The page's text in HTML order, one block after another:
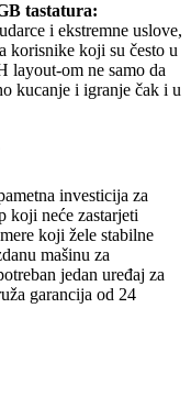
tastatura:
i ekstremne uslove,
korisnike koji su često u
layout-om ne samo da
kucanje i igranje čak i u
investicija za
koji neće zastarjeti
koji žele stabilne
mašinu za
jedan uređaj za
garancija od 24